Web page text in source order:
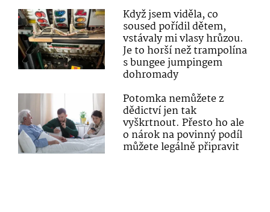
Když jsem viděla, co
soused pořídil dětem,
vstávaly mi vlasy hrůzou.
Je to horší než trampolína
s bungee jumpingem
dohromady
Potomka nemůžete z
dědictví jen tak
vyškrtnout. Přesto ho ale
o nárok na povinný podíl
můžete legálně připravit